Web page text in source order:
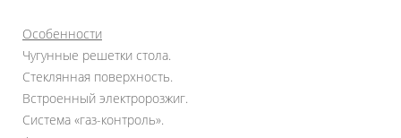
Особенности
Чугунные решетки стола.
Стеклянная поверхность.
Встроенный электророзжиг.
Система «газ-контроль».